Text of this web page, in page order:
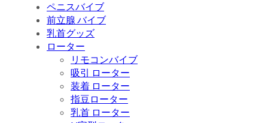
ペニスバイブ
前立腺 バイブ
乳首グッズ
ローター
リモコンバイブ
吸引 ローター
装着 ローター
指豆ローター
乳首 ローター